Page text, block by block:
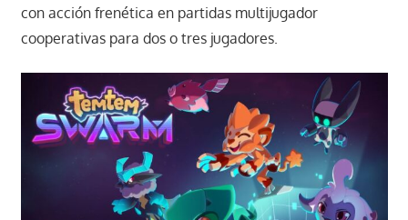
con acción frenética en partidas multijugador
cooperativas para dos o tres jugadores.